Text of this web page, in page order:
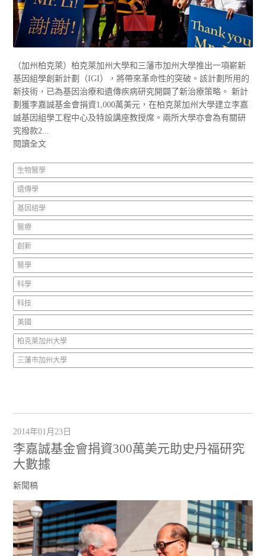
（加州柏克萊）柏克萊加州大學和三藩市加州大學推出一項嶄新
基因組學創新計劃（IGI），將帶來革命性的突破。該計劃所用的
新技術，已為基因治療和遺傳疾病研究開闢了新治療策略。 新計
劃獲李嘉誠基金會捐資1,000萬美元，在柏克萊加州大學建立李嘉
誠基因組學工程中心及特設講座教授席。兩所大學亦會為有關研
究撥款2...
閱讀全文
生物醫學
遺傳學
基因組學
醫療
創新
醫學
科學
科技
美國
柏克萊加州大學
三藩市加州大學
2014年01月23日
李嘉誠基金會捐資300萬美元助史丹福研究
大數據
新聞稿